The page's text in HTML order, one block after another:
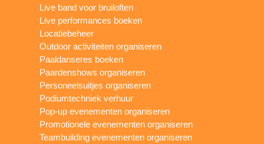
Live band voor bruiloften
Live performances boeken
Locatiebeheer
Outdoor activiteiten organiseren
Paaldanseres boeken
Paardenshows organiseren
Personeelsuitjes organiseren
Podiumtechniek verhuur
Pop-up evenementen organiseren
Promotionele evenementen organiseren
Teambuilding evenementen organiseren